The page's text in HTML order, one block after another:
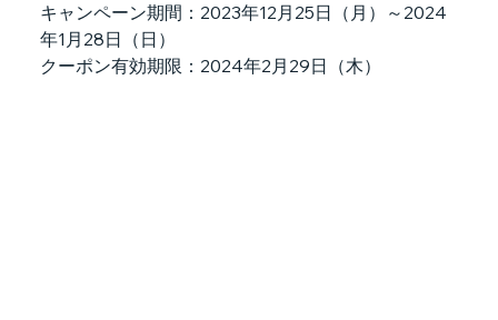
キャンペーン期間：2023年12月25日（月）～2024
年1月28日（日）
クーポン有効期限：2024年2月29日（木）